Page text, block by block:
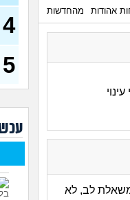
אהודות מהחדשות
לב, לא
40)
4
5